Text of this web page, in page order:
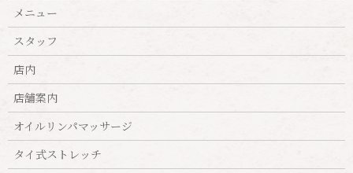
メニュー
スタッフ
店内
店舗案内
オイルリンパマッサージ
タイ式ストレッチ